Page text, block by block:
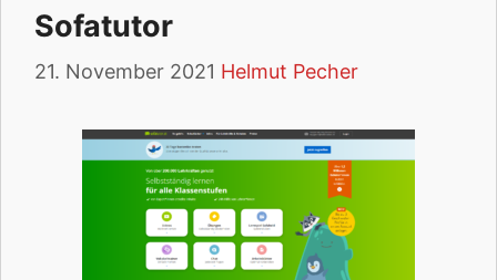
Sofatutor
21. November 2021 Helmut Pecher